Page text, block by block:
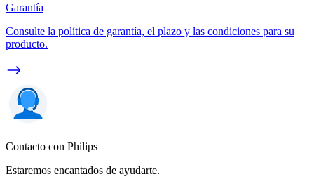
Garantía
Consulte la política de garantía, el plazo y las condiciones para su
producto.
Contacto con Philips
Estaremos encantados de ayudarte.